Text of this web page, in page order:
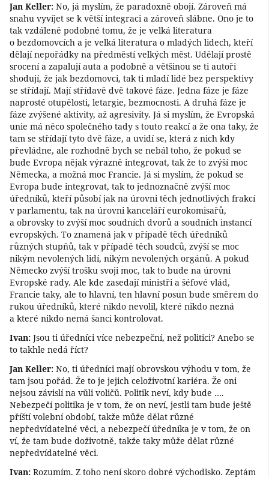
Jan Keller: No, já myslím, že paradoxně obojí. Zároveň má
snahu vyvíjet se k větší integraci a zároveň slábne. Ono je to
tak vzdáleně podobné tomu, že je velká literatura
o bezdomovcích a je velká literatura o mladých lidech, kteří
dělají nepořádky na předměstí velkých měst. Udělají prostě
srocení a zapalují auta a podobně a většinou se ti autoři
shodují, že jak bezdomovci, tak ti mladí lidé bez perspektivy
se střídají. Mají střídavě dvě takové fáze. Jedna fáze je fáze
naprosté otupělosti, letargie, bezmocnosti. A druhá fáze je
fáze zvýšené aktivity, až agresivity. Já si myslím, že Evropská
unie má něco společného tady s touto reakcí a že ona taky, že
tam se střídají tyto dvě fáze, a uvidí se, která z nich kdy
převládne, ale rozhodně bych se nebál toho, že pokud se
bude Evropa nějak výrazně integrovat, tak že to zvýší moc
Německa, a možná moc Francie. Já si myslím, že pokud se
Evropa bude integrovat, tak to jednoznačně zvýší moc
úředníků, kteří působí jak na úrovni těch jednotlivých frakcí
v parlamentu, tak na úrovni kanceláří eurokomisařů,
a obrovsky to zvýší moc soudních dvorů a soudních instancí
evropských. To znamená jak v případě těch úředníků
různých stupňů, tak v případě těch soudců, zvýší se moc
nikým nevolených lidí, nikým nevolených orgánů. A pokud
Německo zvýší trošku svoji moc, tak to bude na úrovni
Evropské rady. Ale kde zasedají ministři a šéfové vlád,
Francie taky, ale to hlavní, ten hlavní posun bude směrem do
rukou úředníků, které nikdo nevolil, které nikdo nezná
a které nikdo nemá šanci kontrolovat.
Ivan: Jsou ti úředníci více nebezpeční, než politici? Anebo se
to takhle nedá říct?
Jan Keller: No, ti úředníci mají obrovskou výhodu v tom, že
tam jsou pořád. Že to je jejich celoživotní kariéra. Že oni
nejsou závislí na vůli voličů. Politik neví, kdy bude ….
Nebezpečí politika je v tom, že on neví, jestli tam bude ještě
příští volební období, takže může dělat různé
nepředvídatelné věci, a nebezpečí úředníka je v tom, že on
ví, že tam bude doživotně, takže taky může dělat různé
nepředvídatelné věci.
Ivan: Rozumím. Z toho není skoro dobré východisko. Zeptám